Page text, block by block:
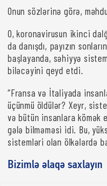
Onun sözlərinə görə,
O, koronavirusun ikinci
da danışdı, payızın
başlayanda, səhiyyə
biləcəyini qeyd etdi.
“Fransa və İtaliyada
üçünmü öldülər? Xeyr,
və bütün insanlara kömək
gələ bilməməsi idi. Bu,
sistemləri olan ölkələrdə
Bizimlə əlaqə saxlayın